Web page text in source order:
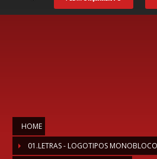
HOME
01.LETRAS - LOGOTIPOS